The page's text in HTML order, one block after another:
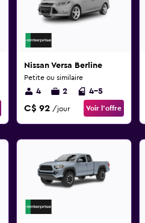
Nissan Versa Berline
Petite ou similaire
4 2 4-5
C$ 92 /jour Voir l’offre